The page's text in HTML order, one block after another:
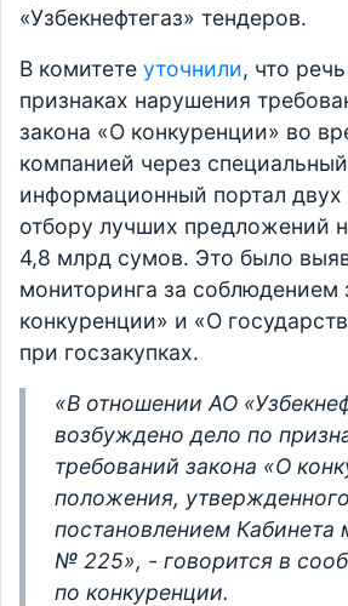
«Узбекнефтегаз» тендеров.
В комитете уточнили, что
признаках нарушения
закона «О конкуренции» во
компанией через специальный
информационный портал двух
отбору лучших предложений
4,8 млрд сумов. Это было
мониторинга за соблюдением
конкуренции» и «О
при госзакупках.
«В отношении АО
возбуждено дело по
требований закона «О
положения, утвержденного
постановлением Кабинета
№ 225», - говорится в
по конкуренции.